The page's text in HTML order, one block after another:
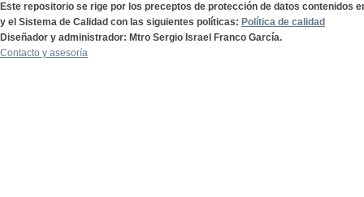
Este repositorio se rige por los preceptos de protección de datos contenidos
y el Sistema de Calidad con las siguientes políticas: Política de calidad
Diseñador y administrador: Mtro Sergio Israel Franco García.
Contacto y asesoría